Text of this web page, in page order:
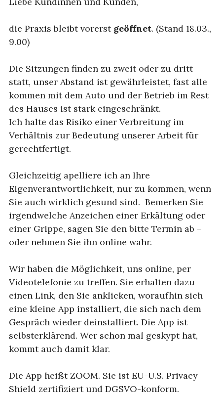
die Praxis bleibt vorerst geöffnet. (Stand 18.03.,
9.00)
Die Sitzungen finden zu zweit oder zu dritt
statt, unser Abstand ist gewährleistet, fast alle
kommen mit dem Auto und der Betrieb im Rest
des Hauses ist stark eingeschränkt.
Ich halte das Risiko einer Verbreitung im
Verhältnis zur Bedeutung unserer Arbeit für
gerechtfertigt.
Gleichzeitig apelliere ich an Ihre
Eigenverantwortlichkeit, nur zu kommen, wenn
Sie auch wirklich gesund sind. Bemerken Sie
irgendwelche Anzeichen einer Erkältung oder
einer Grippe, sagen Sie den bitte Termin ab –
oder nehmen Sie ihn online wahr.
Wir haben die Möglichkeit, uns online, per
Videotelefonie zu treffen. Sie erhalten dazu
einen Link, den Sie anklicken, woraufhin sich
eine kleine App installiert, die sich nach dem
Gespräch wieder deinstalliert. Die App ist
selbsterklärend. Wer schon mal geskypt hat,
kommt auch damit klar.
Die App heißt ZOOM. Sie ist EU-U.S. Privacy
Shield zertifiziert und DGSVO-konform.